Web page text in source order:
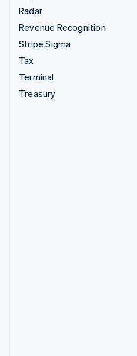
Radar
Revenue Recognition
Stripe Sigma
Tax
Terminal
Treasury